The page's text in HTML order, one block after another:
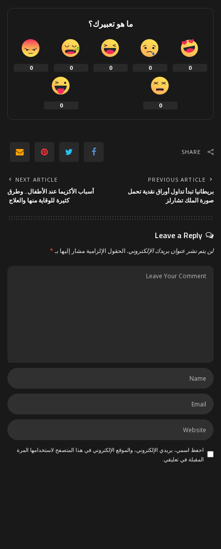
ما هو تعبيرك؟
0
0
0
0
0
0
0
SHARE
PREVIOUS ARTICLE
بريطانيا تبدأ تداول أوراق نقدية تحمل
صورة الملك تشارلز
NEXT ARTICLE
أسباب الأكزيما عند الأطفال.. وطرق
كثيرة للوقاية منها والعلاج
Leave a Reply
لن يتم نشر عنوان بريدك الإلكتروني.الحقول الإلزامية مشار إليها بـ*
احفظ اسمي، بريدي الإلكتروني، والموقع الإلكتروني في هذا المتصفح لاستخدامها المرة
المقبلة في تعليقي.